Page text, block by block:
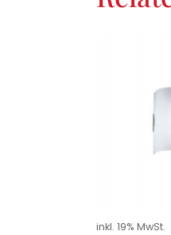
inkl. 19% MwSt.